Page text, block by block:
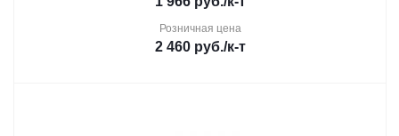
Розничная цена
2 460 руб./к-т